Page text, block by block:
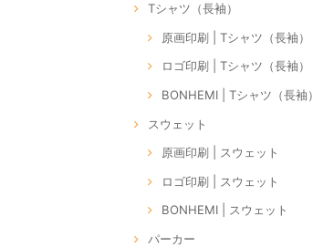
Tシャツ（長袖）
原画印刷 | Tシャツ（長袖）
ロゴ印刷 | Tシャツ（長袖）
BONHEMI | Tシャツ（長袖）
スウェット
原画印刷 | スウェット
ロゴ印刷 | スウェット
BONHEMI | スウェット
パーカー